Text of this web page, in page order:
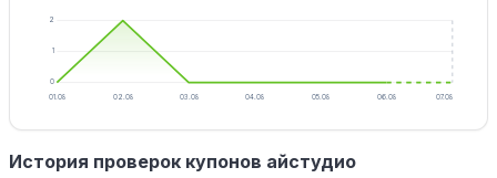
0
1
2
01.08 02.08 03.08 04.08 05.08 06.08 07.08
История проверок купонов айстудио